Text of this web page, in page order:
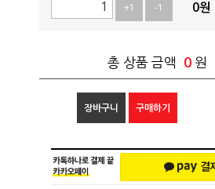
+1
-1 0원
총 상품 금액 0 원
장바구니 구매하기